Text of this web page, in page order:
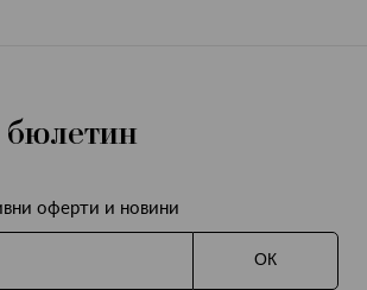
бюлетин
оферти и новини
ОК